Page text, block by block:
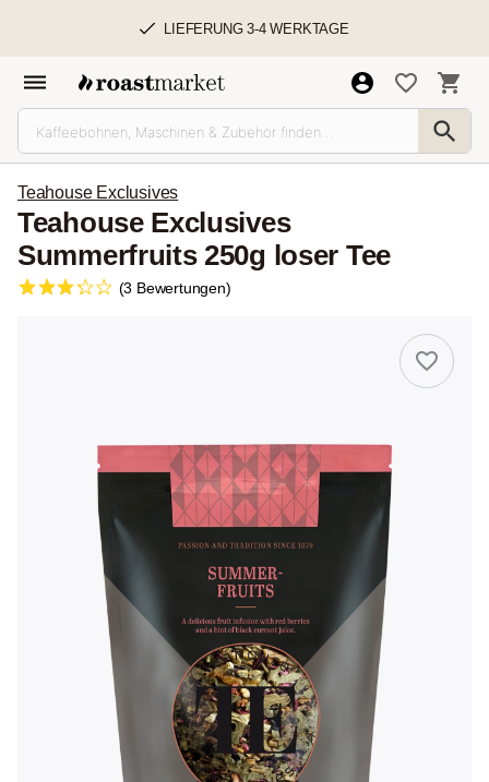
LIEFERUNG 3-4 WERKTAGE
Teahouse Exclusives
Teahouse Exclusives
Summerfruits 250g loser Tee
(3 Bewertungen)